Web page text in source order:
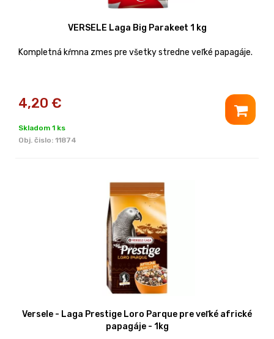
VERSELE Laga Big Parakeet 1 kg
Kompletná kŕmna zmes pre všetky stredne veľké papagáje.
4,20 €
Skladom 1 ks
Obj. čislo: 11874
Versele - Laga Prestige Loro Parque pre veľké africké
papagáje - 1kg